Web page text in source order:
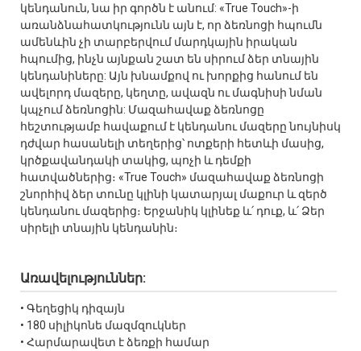
կենդանուն, նա իր գործն է անում: «True Touch»-ի
առանձնահատկությունն այն է, որ ձեռնոցի հպումն
ամենևին չի տարբերվում մարդկային իրական
հպումից, ինչն այնքան շատ են սիրում ձեր տնային
կենդանիները: Այն խնամքով ու խորքից հանում են
ավելորդ մազերը, կեղտը, ավազն ու մագնիսի նման
կպչում ձեռնոցին: Մազահավաք ձեռնոցը
հեշտությամբ հավաքում է կենդանու մազերը նույնիսկ
դժվար հասանելի տեղերից՝ ոտքերի հետևի մասից,
կրծքավանդակի տակից, պոչի և դեմքի
հատվածներից։ «True Touch» մազահավաք ձեռնոցի
շնորհիվ ձեր տունը կլինի կատարյալ մաքուր և զերծ
կենդանու մազերից։ Երջանիկ կլինեք և՛ դուք, և՛ Ձեր
սիրելի տնային կենդանին։
Առավելություններ:
• Գեղեցիկ դիզայն
• 180 սիլիկոնե մազմզուկներ
• Հարմարավետ է ձեռքի համար